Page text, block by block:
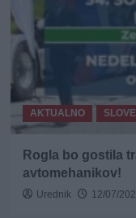
AKTUALNO
Rogla bo gostila
avtomehanikov!
Urednik 12/07/